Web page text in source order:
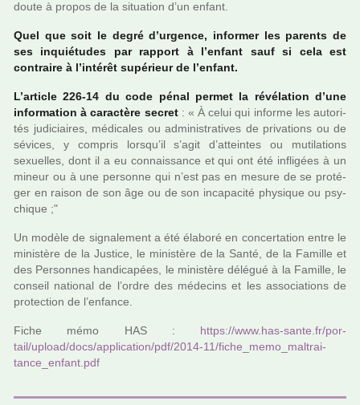
doute à propos de la situa­tion d’un enfant.
Quel que soit le degré d’urgence, infor­mer les parents de
ses inquié­tu­des par rap­port à l’enfant sauf si cela est
contraire à l’inté­rêt supé­rieur de l’enfant.
L’arti­cle 226-14 du code pénal permet la révé­la­tion d’une
infor­ma­tion à carac­tère secret: « À celui qui informe les auto­ri­
tés judi­ciai­res, médi­ca­les ou admi­nis­tra­ti­ves de pri­va­tions ou de
sévi­ces, y com­pris lorsqu’il s’agit d’attein­tes ou muti­la­tions
sexuel­les, dont il a eu connais­sance et qui ont été infli­gées à un
mineur ou à une per­sonne qui n’est pas en mesure de se pro­té­
ger en raison de son âge ou de son inca­pa­cité phy­si­que ou psy­
chi­que ;"
Un modèle de signa­le­ment a été élaboré en concer­ta­tion entre le
minis­tère de la Justice, le minis­tère de la Santé, de la Famille et
des Personnes han­di­ca­pées, le minis­tère délé­gué à la Famille, le
conseil natio­nal de l’ordre des méde­cins et les asso­cia­tions de
pro­tec­tion de l’enfance.
Fiche mémo HAS :
https://www.has-sante.fr/por­
tail/upload/docs/appli­ca­tion/pdf/2014-11/fiche_memo_mal­trai­
tance_enfant.pdf